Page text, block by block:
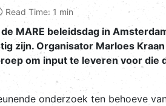
Read Time: 1 min
MARE beleidsdag in
zijn. Organisator Marloes
om input te leveren voor
onderzoek ten behoeve